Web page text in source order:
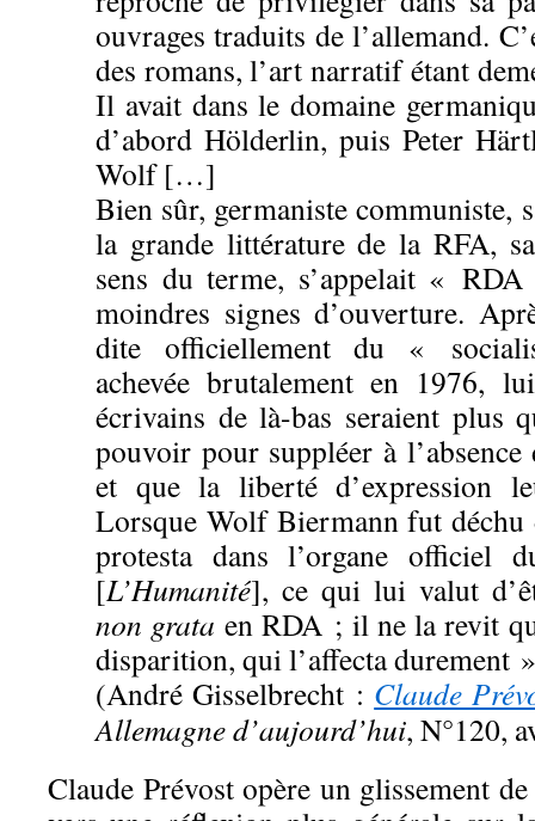
ouvrages traduits de l’allemand.
des romans, l’art narratif étant
Il avait dans le domaine
d’abord Hölderlin, puis Peter
Wolf […]
Bien sûr, germaniste communiste,
la grande littérature de la RFA,
sens du terme, s’appelait «
moindres signes d’ouverture.
dite officiellement du «
achevée brutalement en 1976,
écrivains de là-bas seraient plus
pouvoir pour suppléer à
et que la liberté d’expression
Lorsque Wolf Biermann fut déchu
protesta dans l’organe
[L’Humanité], ce qui lui valut
non grata en RDA ; il ne la revit
disparition, qui l’affecta durement »
(André Gisselbrecht : Claude
Allemagne d’aujourd’hui, N°120,
Claude Prévost opère un glissement